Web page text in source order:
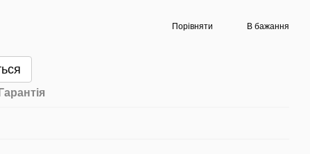
Порівняти В бажання
Гарантія